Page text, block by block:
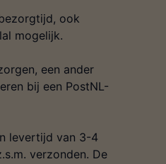
ook
mogelijk.
een ander
bij een PostNL-
levertijd van 3-4
verzonden. De